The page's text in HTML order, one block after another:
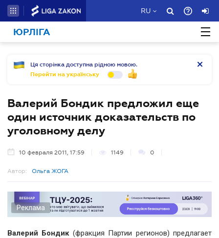
RU
ЮРЛІГА
Ця сторінка доступна рідною мовою.
Перейти на українську
Валерий Бондик предложил еще
один источник доказательств по
уголовному делу
10 февраля 2011, 17:59 1149 0
Автор: Ольга ЖОГА
Реклама
Валерий Бондик (фракция Партии регионов) предлагает